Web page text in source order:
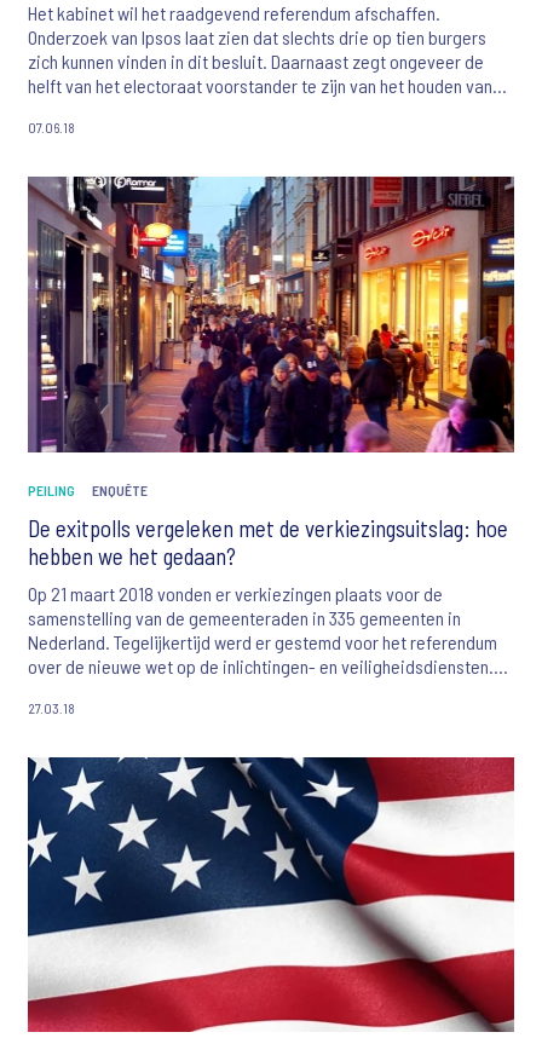
Het kabinet wil het raadgevend referendum afschaffen.
Onderzoek van Ipsos laat zien dat slechts drie op tien burgers
zich kunnen vinden in dit besluit. Daarnaast zegt ongeveer de
helft van het electoraat voorstander te zijn van het houden van
laagopgeleiden.
07.06.18
PEILING ENQUÊTE
De exitpolls vergeleken met de verkiezingsuitslag: hoe
hebben we het gedaan?
Op 21 maart 2018 vonden er verkiezingen plaats voor de
samenstelling van de gemeenteraden in 335 gemeenten in
Nederland. Tegelijkertijd werd er gestemd voor het referendum
over de nieuwe wet op de inlichtingen- en veiligheidsdiensten.
gemeenten (Amsterdam, Rotterdam, Utrecht, Enschede, Weert en
referendum. Op basis van de exitpolls gaven we, meteen na het
sluiten van de stembussen, een indicatie van de uitslag en van de
opkomst, en deze is door de NOS gerapporteerd in de televisie-
uitzending op de verkiezingsavond.
27.03.18